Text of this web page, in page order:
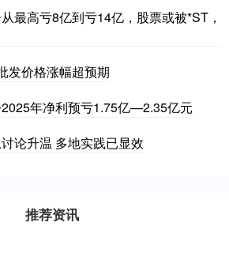
最高亏8亿到亏14亿，股票或被*ST，
发价格涨幅超预期
年净利预亏1.75亿—2.35亿元
论升温 多地实践已显效
推荐资讯